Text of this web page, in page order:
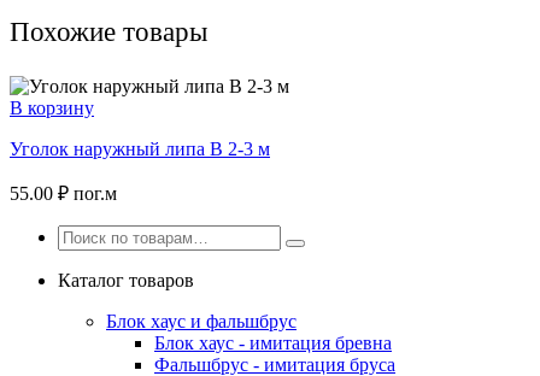
Похожие товары
В корзину
Уголок наружный липа В 2-3 м
55.00 ₽ пог.м
Каталог товаров
Блок хаус и фальшбрус
Блок хаус - имитация бревна
Фальшбрус - имитация бруса